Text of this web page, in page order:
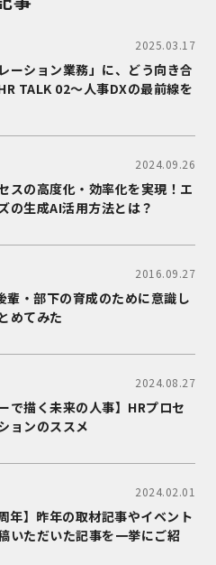
2025.03.17
ーション業務」に、どう向き合
TALK 02～人事DXの最前線を
2024.09.26
スの高度化・効率化を実現！エ
の生成AI活用方法とは？
2016.09.27
輩・部下の育成のために意識し
めてみた
2024.08.27
で描く未来の人事】HRプロセ
ョンのススメ
2024.02.01
年】昨年の取材記事やイベント
いただいた記事を一挙にご紹